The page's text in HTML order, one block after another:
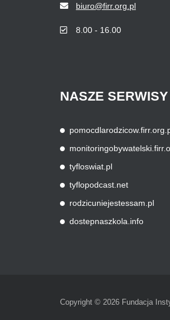
biuro@firr.org.pl
8.00 - 16.00
NASZE SERWISY
tyfloswiat.pl
tyflopodcast.net
rodzicuniejestessam.pl
dostepnaszkola.info
Copyright © 2026 Fundacja